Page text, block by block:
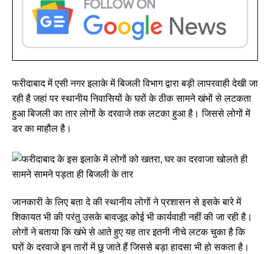
फरीदाबाद में एसी नगर इलाके में बिजली विभाग द्वारा बड़ी लापरवाही देखी जा
रही है जहां पर स्थानीय निवासियों के घरों के ठीक सामने खंभों से लटकता
हुआ बिजली का तार लोगों के दरवाजे तक लटका हुआ है। जिससे लोगों में
डर का माहौल है।
जानकारी के लिए बता दे की स्थानीय लोगों ने प्रशासन से इसके बारे में
शिकायत भी की परंतु उसके बावजूद कोई भी कार्यवाही नहीं की जा रही है।
लोगों ने बताया कि खंभे से आते हुए यह तार इतनी नीचे लटक चुका है कि
घरों के दरवाजे इन तारों में छू जाते हैं जिससे बड़ा हादसा भी हो सकता है।